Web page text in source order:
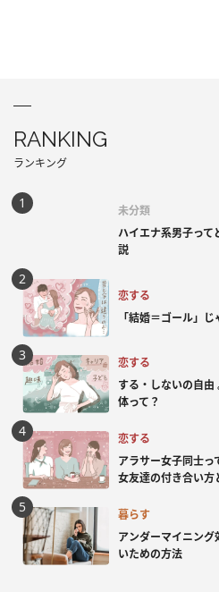
RANKING
ランキング
未分類
ハイエナ系男子っ
説
恋する
「結婚＝ゴール」
恋する
する・しないの自
体って？
恋する
アラサー女子同士
女友達の付き合い方
暮らす
アンダーマイニン
いための方法